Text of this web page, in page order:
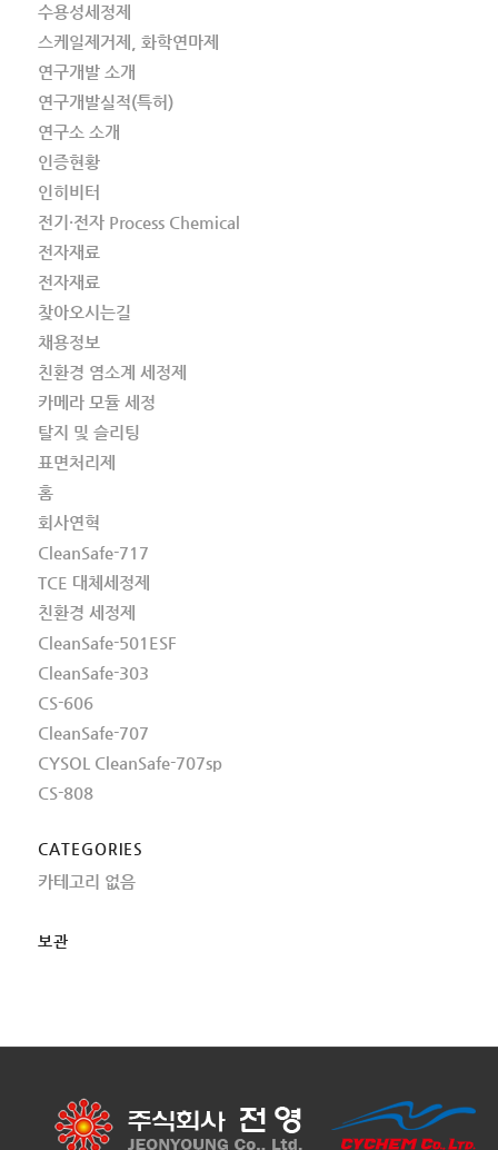
수용성세정제
스케일제거제, 화학연마제
연구개발 소개
연구개발실적(특허)
연구소 소개
인증현황
인히비터
전기·전자 Process Chemical
전자재료
전자재료
찾아오시는길
채용정보
친환경 염소계 세정제
카메라 모듈 세정
탈지 및 슬리팅
표면처리제
홈
회사연혁
CleanSafe-717
TCE 대체세정제
친환경 세정제
CleanSafe-501ESF
CleanSafe-303
CS-606
CleanSafe-707
CYSOL CleanSafe-707sp
CS-808
CATEGORIES
카테고리 없음
보관